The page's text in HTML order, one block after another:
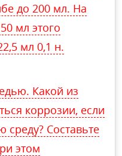
до 200 мл. На
мл этого
мл 0,1 н.
Какой из
коррозии, если
среду? Составьте
этом